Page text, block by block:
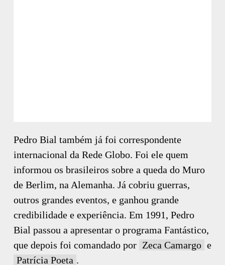
Pedro Bial também já foi correspondente
internacional da Rede Globo. Foi ele quem
informou os brasileiros sobre a queda do Muro
de Berlim, na Alemanha. Já cobriu guerras,
outros grandes eventos, e ganhou grande
credibilidade e experiência. Em 1991, Pedro
Bial passou a apresentar o programa Fantástico,
que depois foi comandado por Zeca Camargo e
Patrícia Poeta .